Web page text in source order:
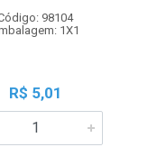
98104
1X1
R$ 5,01